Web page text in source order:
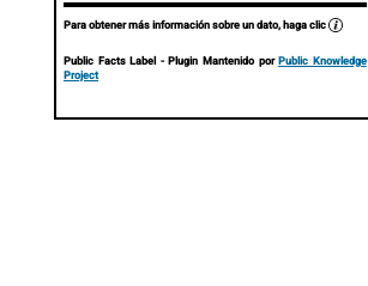
Para obtener más información sobre un dato, haga clic
Public Facts Label - Plugin Mantenido porPublic Knowledge
Project